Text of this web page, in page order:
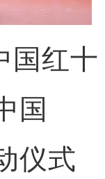
红十
国
仪式